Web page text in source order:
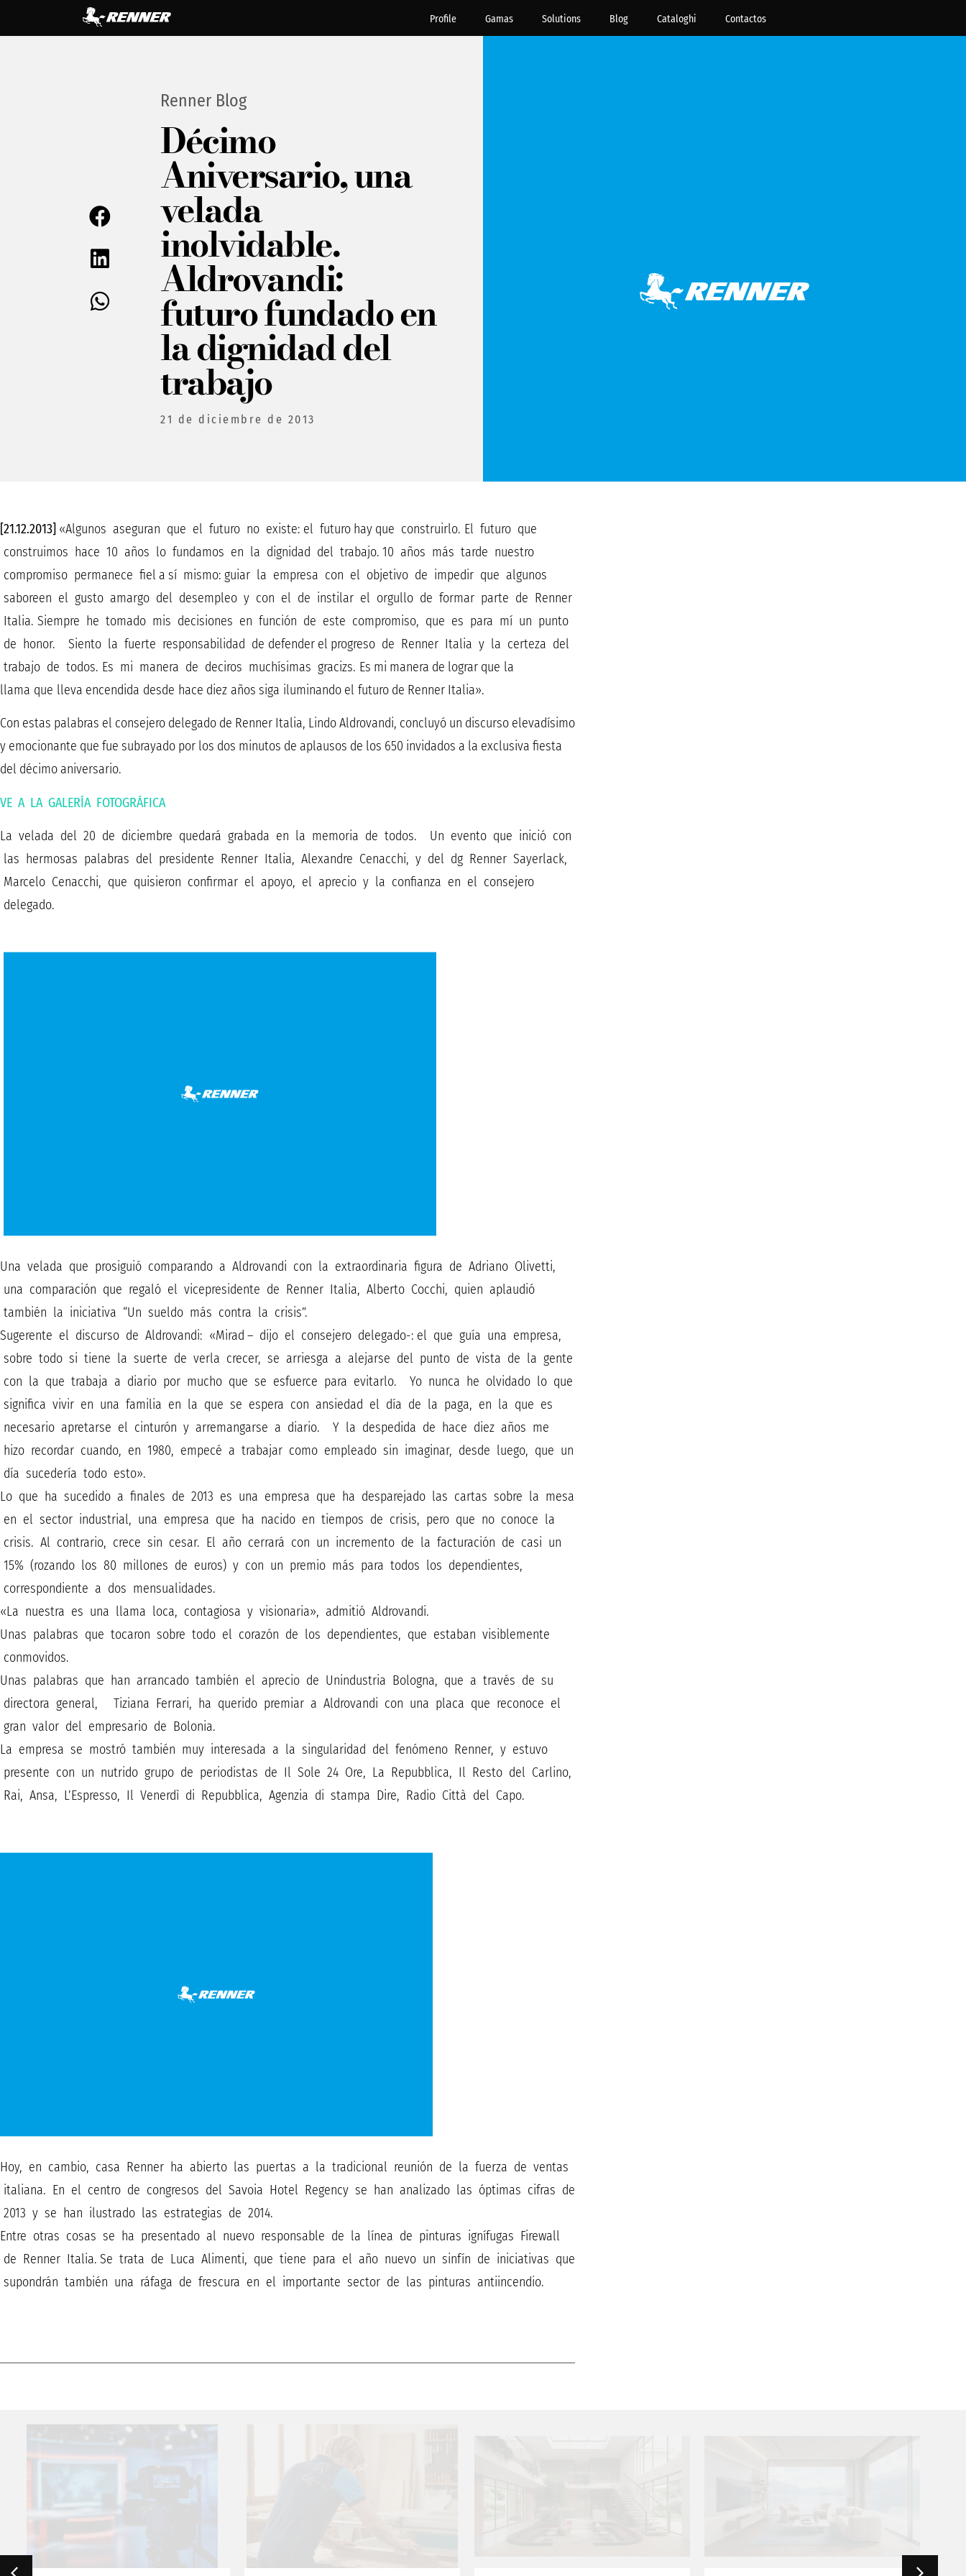
Profile Gamas Solutions Blog Cataloghi Contactos
Renner Blog
Décimo
Aniversario, una
velada
inolvidable.
Aldrovandi:
futuro fundado en
la dignidad del
trabajo
21 de diciembre de 2013
[21.12.2013] «Algunos aseguran que el futuro no existe: el futuro hay que construirlo. El futuro que
construimos hace 10 años lo fundamos en la dignidad del trabajo. 10 años más tarde nuestro
compromiso permanece fiel a sí mismo: guiar la empresa con el objetivo de impedir que algunos
saboreen el gusto amargo del desempleo y con el de instilar el orgullo de formar parte de Renner
Italia. Siempre he tomado mis decisiones en función de este compromiso, que es para mí un punto
de honor. Siento la fuerte responsabilidad de defender el progreso de Renner Italia y la certeza del
trabajo de todos. Es mi manera de deciros muchísimas gracizs. Es mi manera de lograr que la
llama que lleva encendida desde hace diez años siga iluminando el futuro de Renner Italia».
Con estas palabras el consejero delegado de Renner Italia, Lindo Aldrovandi, concluyó un discurso elevadísimo
y emocionante que fue subrayado por los dos minutos de aplausos de los 650 invidados a la exclusiva fiesta
del décimo aniversario.
VE A LA GALERÍA FOTOGRÁFICA
La velada del 20 de diciembre quedará grabada en la memoria de todos. Un evento que inició con
las hermosas palabras del presidente Renner Italia, Alexandre Cenacchi, y del dg Renner Sayerlack,
Marcelo Cenacchi, que quisieron confirmar el apoyo, el aprecio y la confianza en el consejero
delegado.
Una velada que prosiguió comparando a Aldrovandi con la extraordinaria figura de Adriano Olivetti,
una comparación que regaló el vicepresidente de Renner Italia, Alberto Cocchi, quien aplaudió
también la iniciativa “Un sueldo más contra la crisis”.
Sugerente el discurso de Aldrovandi: «Mirad – dijo el consejero delegado-: el que guía una empresa,
sobre todo si tiene la suerte de verla crecer, se arriesga a alejarse del punto de vista de la gente
con la que trabaja a diario por mucho que se esfuerce para evitarlo. Yo nunca he olvidado lo que
significa vivir en una familia en la que se espera con ansiedad el día de la paga, en la que es
necesario apretarse el cinturón y arremangarse a diario. Y la despedida de hace diez años me
hizo recordar cuando, en 1980, empecé a trabajar como empleado sin imaginar, desde luego, que un
día sucedería todo esto».
Lo que ha sucedido a finales de 2013 es una empresa que ha desparejado las cartas sobre la mesa
en el sector industrial, una empresa que ha nacido en tiempos de crisis, pero que no conoce la
crisis. Al contrario, crece sin cesar. El año cerrará con un incremento de la facturación de casi un
15% (rozando los 80 millones de euros) y con un premio más para todos los dependientes,
correspondiente a dos mensualidades.
«La nuestra es una llama loca, contagiosa y visionaria», admitió Aldrovandi.
Unas palabras que tocaron sobre todo el corazón de los dependientes, que estaban visiblemente
conmovidos.
Unas palabras que han arrancado también el aprecio de Unindustria Bologna, que a través de su
directora general, Tiziana Ferrari, ha querido premiar a Aldrovandi con una placa que reconoce el
gran valor del empresario de Bolonia.
La empresa se mostró también muy interesada a la singularidad del fenómeno Renner, y estuvo
presente con un nutrido grupo de periodistas de Il Sole 24 Ore, La Repubblica, Il Resto del Carlino,
Rai, Ansa, L’Espresso, Il Venerdì di Repubblica, Agenzia di stampa Dire, Radio Città del Capo.
Hoy, en cambio, casa Renner ha abierto las puertas a la tradicional reunión de la fuerza de ventas
italiana. En el centro de congresos del Savoia Hotel Regency se han analizado las óptimas cifras de
2013 y se han ilustrado las estrategias de 2014.
Entre otras cosas se ha presentado al nuevo responsable de la línea de pinturas ignífugas Firewall
de Renner Italia. Se trata de Luca Alimenti, que tiene para el año nuevo un sinfín de iniciativas que
supondrán también una ráfaga de frescura en el importante sector de las pinturas antiincendio.